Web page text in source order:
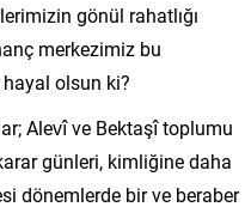
gönül rahatlığı
merkezimiz bu
olsun ki?
Alevî ve Bektaşî toplumu
günleri, kimliğine daha
dönemlerde bir ve beraber